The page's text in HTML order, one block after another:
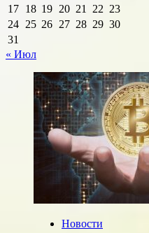
17 18 19 20 21 22 23
24 25 26 27 28 29 30
31
« Июл
Новости